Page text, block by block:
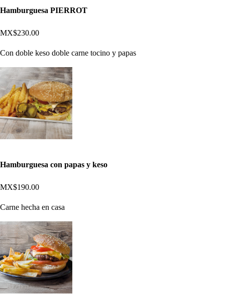
Hamburguesa PIERROT
MX$230.00
Con doble keso doble carne tocino y papas
Hamburguesa con papas y keso
MX$190.00
Carne hecha en casa